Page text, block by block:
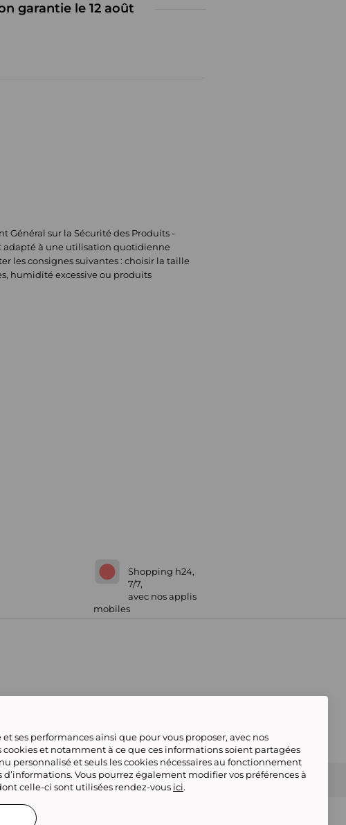
garantie le 12 août
Général sur la Sécurité des Produits -
adapté à une utilisation quotidienne
les consignes suivantes : choisir la taille
humidité excessive ou produits
Shopping h24,
7/7,
avec nos applis
mobiles
ligne
de la Marketplace
Référencement & Critères de
ses performances ainsi que pour vous proposer, avec nos
cookies et notamment à ce que ces informations soient partagées
personnalisé et seuls les cookies nécessaires au fonctionnement
Vous pourrez également modifier vos préférences à
celle-ci sont utilisées rendez-vous ici.